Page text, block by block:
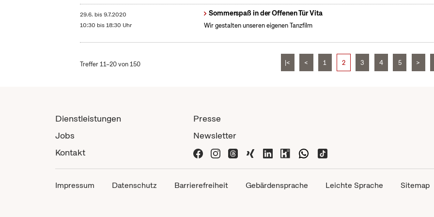
29.6. bis9.7.2020
10:30 bis 18:30 Uhr
Sommerspaß in der Offenen Tür Vita
Wir gestalten unseren eigenen Tanzfilm
Treffer 11–20 von 150 |< < 1 2 3 4 5 >
Dienstleistungen
Jobs
Kontakt
Presse
Newsletter
Impressum Datenschutz Barrierefreiheit Gebärdensprache Leichte Sprache Sitemap